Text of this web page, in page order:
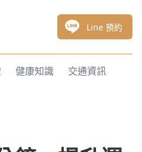
Line 預約
健康知識 交通資訊